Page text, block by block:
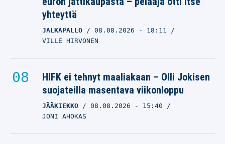
yhteyttä
JALKAPALLO 08.08.2026 - 18:11
VILLE HIRVONEN
HIFK ei tehnyt maaliakaan – Olli Jokisen
suojateilla masentava viikonloppu
JÄÄKIEKKO 08.08.2026 - 15:40
JONI AHOKAS